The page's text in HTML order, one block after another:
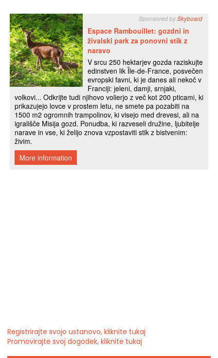
Registrirajte svojo ustanovo, kliknite tukaj
Promovirajte svoj dogodek, kliknite tukaj